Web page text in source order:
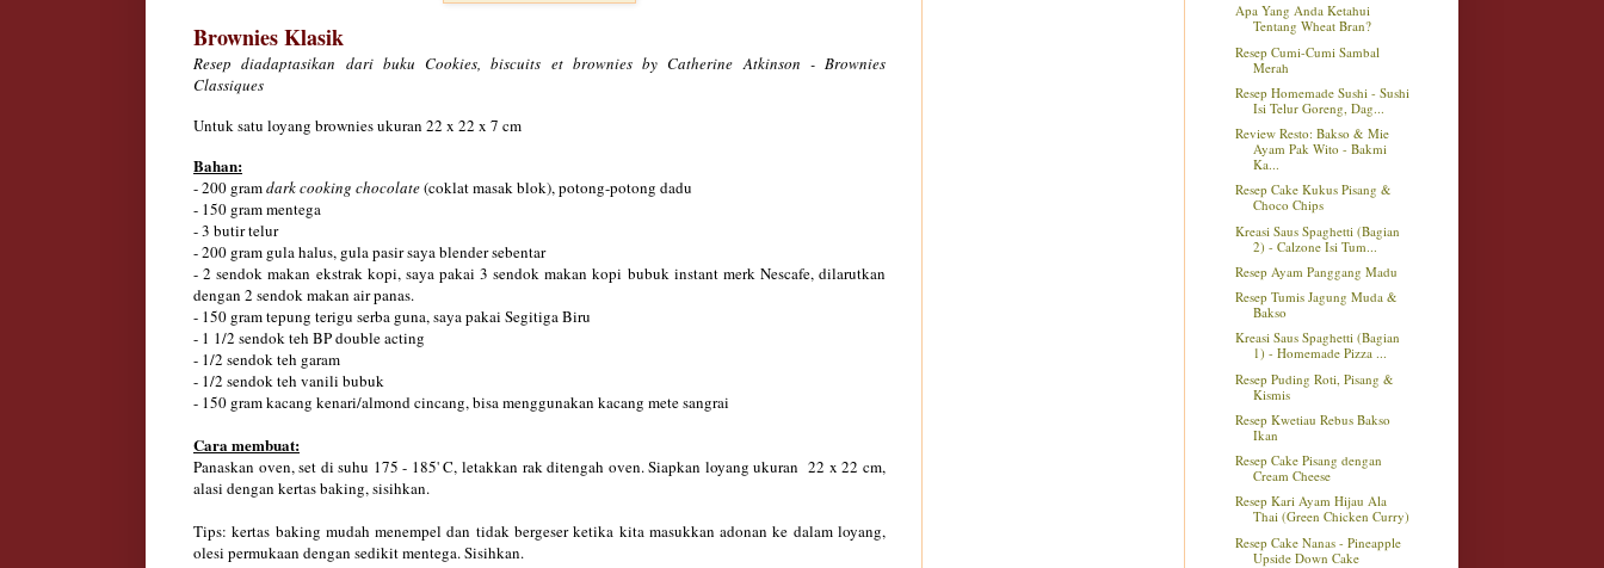
Brownies Klasik
Resep diadaptasikan dari buku Cookies, biscuits et brownies by Catherine Atkinson - Brownies
Classiques
Untuk satu loyang brownies ukuran 22 x 22 x 7 cm
Bahan:
- 200 gramdark cooking chocolate(coklat masak blok), potong-potong dadu
- 150 gram mentega
- 3 butir telur
- 200 gram gula halus, gula pasir saya blender sebentar
- 2 sendok makan ekstrak kopi, saya pakai 3 sendok makan kopi bubuk instant merk Nescafe, dilarutkan
dengan 2 sendok makan air panas.
- 150 gram tepung terigu serba guna, saya pakai Segitiga Biru
- 1 1/2 sendok teh BPdouble acting
- 1/2 sendok teh garam
- 1/2 sendok teh vanili bubuk
- 150 gram kacang kenari/almond cincang, bisa menggunakan kacang mete sangrai
Cara membuat:
Panaskan oven, set di suhu 175 - 185' C, letakkan rak ditengah oven. Siapkan loyang ukuran 22 x 22 cm,
alasi dengan kertas baking, sisihkan.
Tips: kertas baking mudah menempel dan tidak bergeser ketika kita masukkan adonan ke dalam loyang,
olesi permukaan dengan sedikit mentega. Sisihkan.
Apa Yang Anda Ketahui
Tentang Wheat Bran?
Resep Cumi-Cumi Sambal
Merah
Resep Homemade Sushi - Sushi
Isi Telur Goreng, Dag...
Review Resto: Bakso & Mie
Ayam Pak Wito - Bakmi
Ka...
Resep Cake Kukus Pisang &
Choco Chips
Kreasi Saus Spaghetti (Bagian
2) - Calzone Isi Tum...
Resep Ayam Panggang Madu
Resep Tumis Jagung Muda &
Bakso
Kreasi Saus Spaghetti (Bagian
1) - Homemade Pizza ...
Resep Puding Roti, Pisang &
Kismis
Resep Kwetiau Rebus Bakso
Ikan
Resep Cake Pisang dengan
Cream Cheese
Resep Kari Ayam Hijau Ala
Thai (Green Chicken Curry)
Resep Cake Nanas - Pineapple
Upside Down Cake